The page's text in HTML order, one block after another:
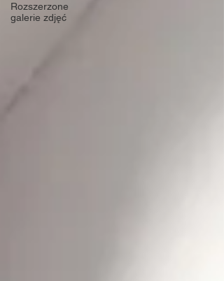
Rozszerzone
galerie zdjęć